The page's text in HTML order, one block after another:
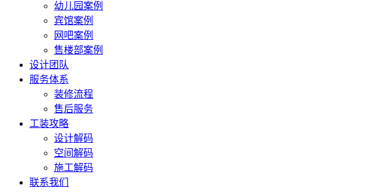
幼儿园案例
宾馆案例
网吧案例
售楼部案例
设计团队
服务体系
装修流程
售后服务
工装攻略
设计解码
空间解码
施工解码
联系我们